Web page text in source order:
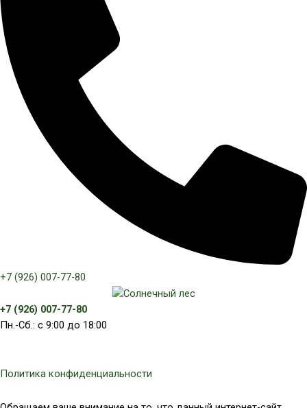
+7 (926) 007-77-80
+7 (926) 007-77-80
Пн.-Сб.: с 9:00 до 18:00
Политика конфиденциальности